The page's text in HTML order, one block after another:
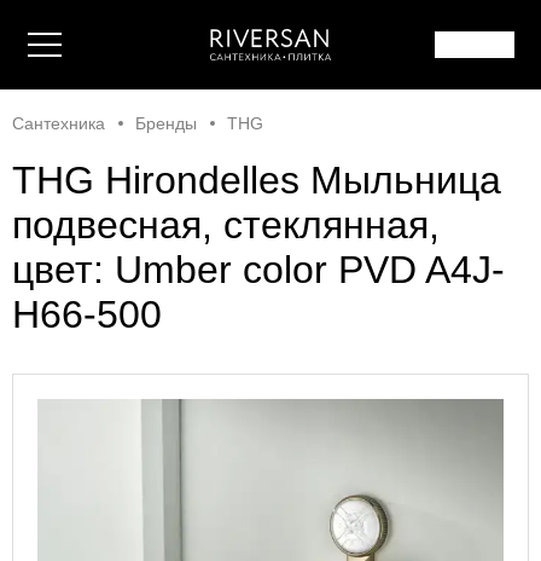
Сантехника Бренды THG
THG Hirondelles Мыльница
подвесная, стеклянная,
цвет: Umber color PVD A4J-
H66-500